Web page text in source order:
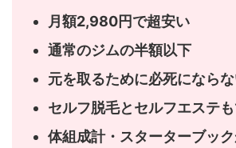
月額2,980円で超安い
通常のジムの半額以下
元を取るために必死になら
セルフ脱毛とセルフエステ
体組成計・スターターブッ